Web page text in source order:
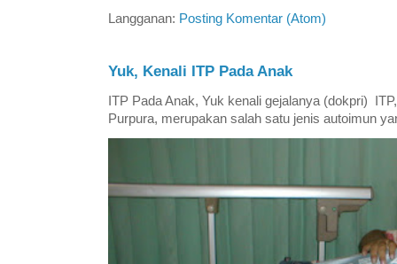
Langganan: Posting Komentar (Atom)
Yuk, Kenali ITP Pada Anak
ITP Pada Anak, Yuk kenali gejalanya (dokpri)
Purpura, merupakan salah satu jenis autoimun